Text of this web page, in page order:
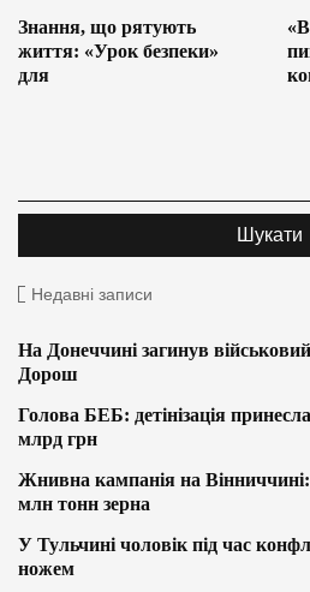
Знання, що рятують
життя: «Урок безпеки»
для
Недавні записи
На Донеччині загинув
Дорош
Голова БЕБ: детінізація
млрд грн
Жнивна кампанія на
млн тонн зерна
У Тульчині чоловік під час
ножем